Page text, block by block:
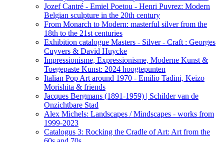
Jozef Cantré - Emiel Poetou - Henri Puvrez: Modern
Belgian sculpture in the 20th century
From Monarch to Modern: masterful silver from the
18th to the 21st centuries
Exhibition catalogue Masters - Silver - Craft : Georges
Cuyvers & David Huycke
Impressionisme, Expressionisme, Moderne Kunst &
Toegepaste Kunst: 2024 hoogtepunten
Italian Pop Art around 1970 - Emilio Tadini, Keizo
Morishita & friends
Jacques Bergmans (1891-1959) | Schilder van de
Onzichtbare Stad
Alex Michels: Landscapes / Mindscapes - works from
1999-2023
Catalogus 3: Rocking the Cradle of Art: Art from the